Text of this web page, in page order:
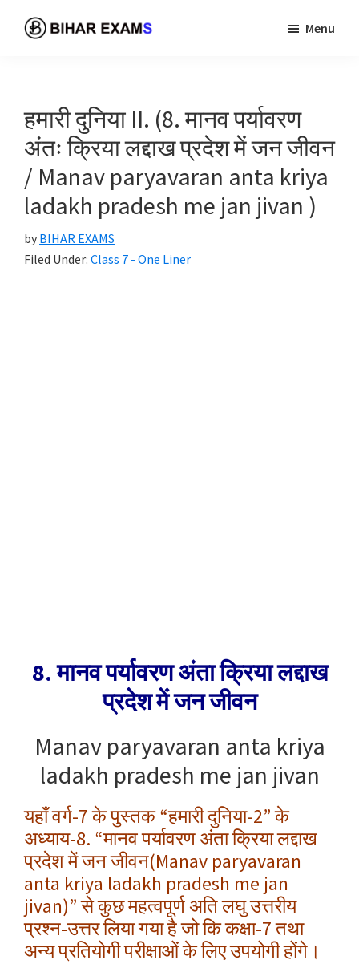
free
platform
to
prepare
your
examination.
Menu
हमारी दुनिया II. (8. मानव पर्यावरण
अंतः क्रिया लद्दाख प्रदेश में जन जीवन
/ Manav paryavaran anta kriya
ladakh pradesh me jan jivan )
by BIHAR EXAMS
Filed Under: Class 7 - One Liner
8. मानव पर्यावरण अंता क्रिया लद्दाख
प्रदेश में जन जीवन
Manav paryavaran anta kriya
ladakh pradesh me jan jivan
यहाँ वर्ग-7 के पुस्तक “हमारी दुनिया-2” के
अध्याय-8. “मानव पर्यावरण अंता क्रिया लद्दाख
प्रदेश में जन जीवन(Manav paryavaran
anta kriya ladakh pradesh me jan
jivan)” से कुछ महत्वपूर्ण अति लघु उत्तरीय
प्रश्न-उत्तर लिया गया है जो कि कक्षा-7 तथा
अन्य प्रतियोगी परीक्षाओं के लिए उपयोगी होंगे।